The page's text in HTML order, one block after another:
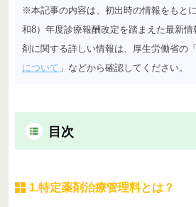
※本記事の内容は、初出時の情報をもと
和8）年度診療報酬改定を踏まえた最新
剤に関する詳しい情報は、厚生労働省の「
について 」などから確認してください。
目次
1.特定薬剤治療管理料とは？